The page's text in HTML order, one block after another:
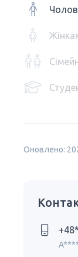
Оновлено: